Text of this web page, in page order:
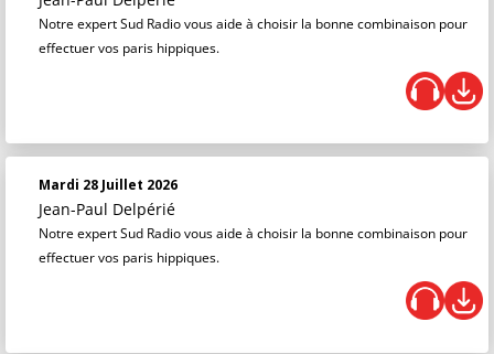
Notre expert Sud Radio vous aide à choisir la bonne combinaison pour
effectuer vos paris hippiques.
Mardi 28 Juillet 2026
Jean-Paul Delpérié
Notre expert Sud Radio vous aide à choisir la bonne combinaison pour
effectuer vos paris hippiques.